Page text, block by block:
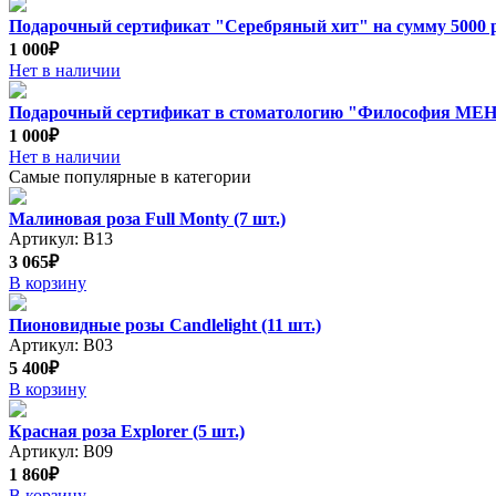
Подарочный сертификат "Серебряный хит" на сумму 5000
1 000₽
Нет в наличии
Подарочный сертификат в стоматологию "Философия
1 000₽
Нет в наличии
Самые популярные в категории
Малиновая роза Full Monty (7 шт.)
Артикул: В13
3 065₽
В корзину
Пионовидные розы Candlelight (11 шт.)
Артикул: В03
5 400₽
В корзину
Красная роза Explorer (5 шт.)
Артикул: В09
1 860₽